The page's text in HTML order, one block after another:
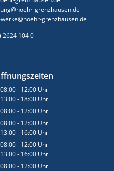
grenzhausen.de
grenzhausen.de
2624 104 0
08:00- 12:00 Uhr
Von 08:00 bis 12:00 Uhr
13:00- 18:00 Uhr
Von 13:00 bis 18:00 Uhr
08:00- 12:00 Uhr
Von 08:00 bis 12:00 Uhr
08:00- 12:00 Uhr
Von 08:00 bis 12:00 Uhr
13:00- 16:00 Uhr
Von 13:00 bis 16:00 Uhr
08:00- 12:00 Uhr
Von 08:00 bis 12:00 Uhr
13:00- 16:00 Uhr
Von 13:00 bis 16:00 Uhr
08:00- 12:00 Uhr